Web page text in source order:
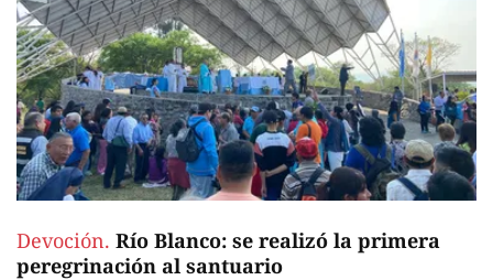
Devoción. Río Blanco: se realizó la primera
peregrinación al santuario